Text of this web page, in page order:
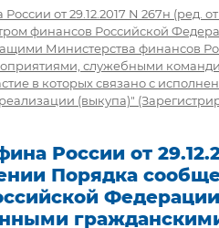
от 29.12.2017 N 267н (ред.
финансов Российской
Министерства финансов
служебными
в которых связано с
(выкупа)"
России от
Порядка